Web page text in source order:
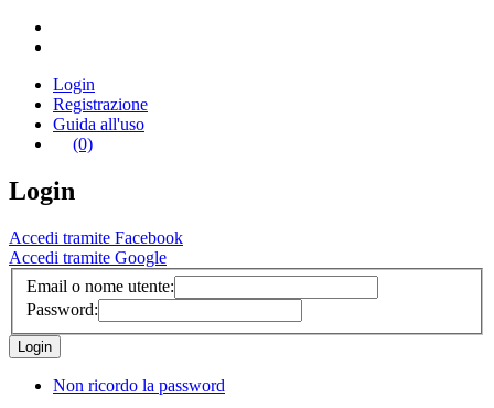
Login
Registrazione
Guida all'uso
(0)
Login
Accedi tramite Facebook
Accedi tramite Google
Email o nome utente:
Password:
Non ricordo la password